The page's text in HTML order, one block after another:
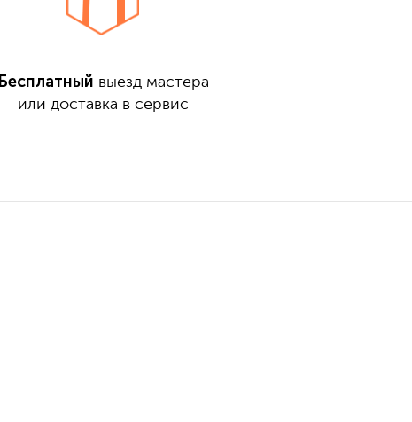
Бесплатный выезд мастера
или доставка в сервис